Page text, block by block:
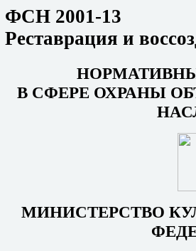
ФСН 2001-13
Реставрация и
В СФЕРЕ ОХРАНЫ
МИНИСТЕРСТВО